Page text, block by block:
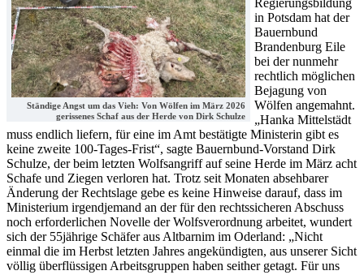
Ständige Angst um das Vieh: Von Wölfen im März 2026
gerissenes Schaf aus der Herde von Dirk Schulze
in Potsdam hat der
Bauernbund
Brandenburg Eile
bei der nunmehr
rechtlich möglichen
Bejagung von
Wölfen angemahnt.
„Hanka Mittelstädt
muss endlich liefern, für eine im Amt bestätigte Ministerin gibt es
keine zweite 100-Tages-Frist“, sagte Bauernbund-Vorstand Dirk
Schulze, der beim letzten Wolfsangriff auf seine Herde im März acht
Schafe und Ziegen verloren hat. Trotz seit Monaten absehbarer
Änderung der Rechtslage gebe es keine Hinweise darauf, dass im
Ministerium irgendjemand an der für den rechtssicheren Abschuss
noch erforderlichen Novelle der Wolfsverordnung arbeitet, wundert
sich der 55jährige Schäfer aus Altbarnim im Oderland: „Nicht
einmal die im Herbst letzten Jahres angekündigten, aus unserer Sicht
völlig überflüssigen Arbeitsgruppen haben seither getagt. Für uns